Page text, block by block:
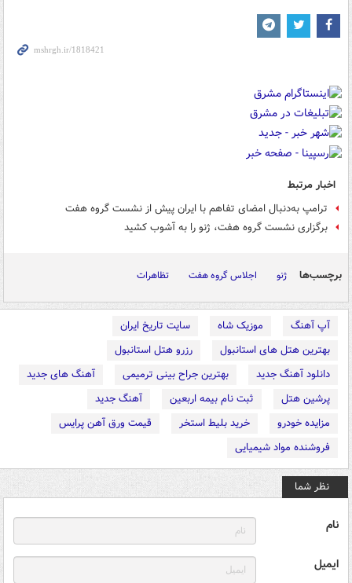
اخبار مرتبط
ترامپ به‌دنبال امضای تفاهم با ایران پیش از نشست گروه هفت
برگزاری نشست گروه هفت، ژنو را به آشوب کشید
برچسب‌ها ژنو اجلاس گروه هفت تظاهرات
آپ آهنگ موزیک شاه
سایت تاریخ ایران
بهترین هتل های استانبول
رزرو هتل استانبول
دانلود آهنگ جدید
بهترین جراح بینی ترمیمی
آهنگ های جدید
پرشین هتل
ثبت نام بیمه اربعین
آهنگ جدید
مزایده خودرو
خرید بلیط استخر
قیمت ورق آهن پرایس
فروشنده مواد شیمیایی
نظر شما
نام
ایمیل